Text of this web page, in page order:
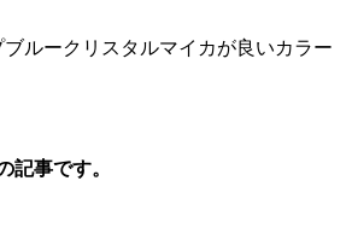
ルークリスタルマイカが良いカラー
記事です。